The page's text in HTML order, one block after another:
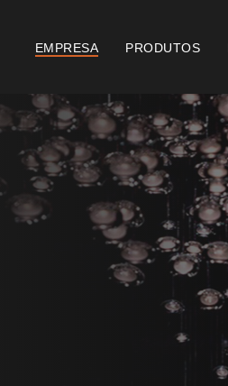
EMPRESA PRODUTOS
Catálogos
Essence [PT/EN]
Hospitality [EN]
Hospitality [PT]